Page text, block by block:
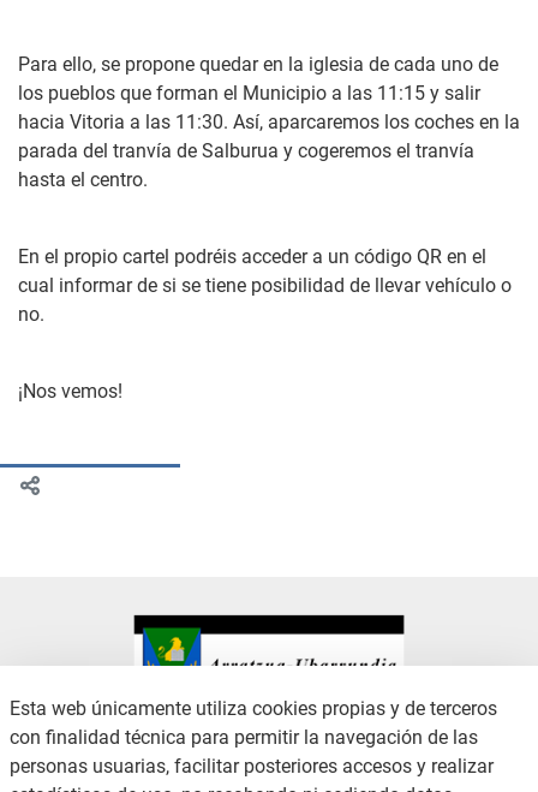
Para ello, se propone quedar en la iglesia de cada uno de
los pueblos que forman el Municipio a las 11:15 y salir
hacia Vitoria a las 11:30. Así, aparcaremos los coches en la
parada del tranvía de Salburua y cogeremos el tranvía
hasta el centro.
En el propio cartel podréis acceder a un código QR en el
cual informar de si se tiene posibilidad de llevar vehículo o
no.
¡Nos vemos!
Esta web únicamente utiliza cookies propias y de terceros
con finalidad técnica para permitir la navegación de las
personas usuarias, facilitar posteriores accesos y realizar